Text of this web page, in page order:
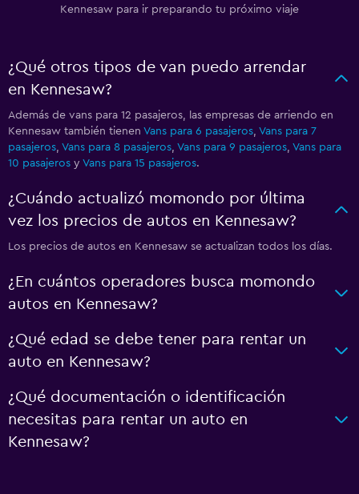
Kennesaw para ir preparando tu próximo viaje
¿Qué otros tipos de van puedo arrendar
en Kennesaw?
Además de vans para 12 pasajeros, las empresas de arriendo en
Kennesaw también tienen Vans para 6 pasajeros Vans para 7
pasajeros Vans para 8 pasajeros Vans para 9 pasajeros Vans para
10 pasajeros y Vans para 15 pasajeros.
¿Cuándo actualizó momondo por última
vez los precios de autos en Kennesaw?
Los precios de autos en Kennesaw se actualizan todos los días.
¿En cuántos operadores busca momondo
autos en Kennesaw?
¿Qué edad se debe tener para rentar un
auto en Kennesaw?
¿Qué documentación o identificación
necesitas para rentar un auto en
Kennesaw?